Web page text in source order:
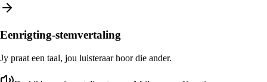
Eenrigting-stemvertaling
Jy praat een taal, jou luisteraar hoor die ander.